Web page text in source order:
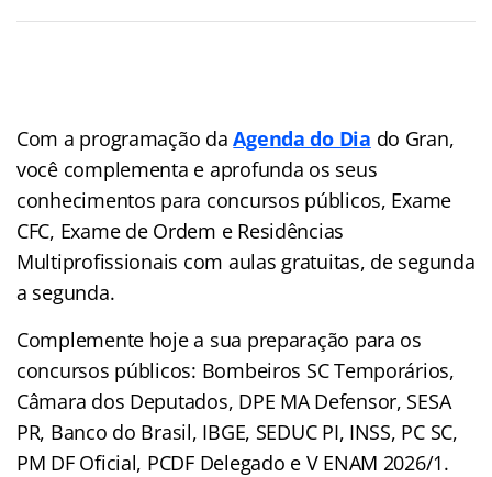
Com a programação daAgenda do Dia do Gran,
você complementa e aprofunda os seus
conhecimentos para concursos públicos, Exame
CFC, Exame de Ordem e Residências
Multiprofissionais com aulas gratuitas, de segunda
a segunda.
Complemente hoje a sua preparação para os
concursos públicos: Bombeiros SC Temporários,
Câmara dos Deputados, DPE MA Defensor, SESA
PR, Banco do Brasil, IBGE, SEDUC PI, INSS, PC SC,
PM DF Oficial, PCDF Delegado e V ENAM 2026/1.